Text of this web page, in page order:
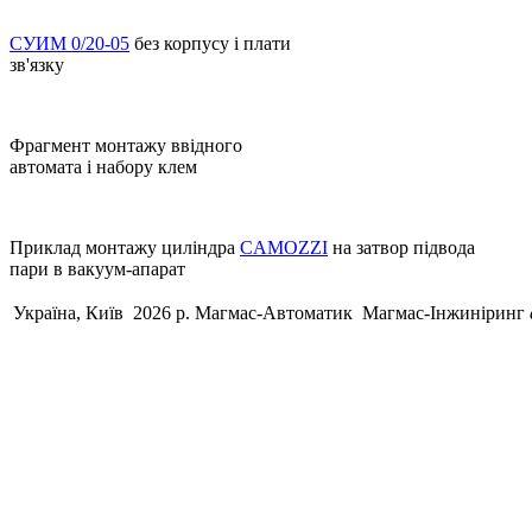
СУИМ 0/20-05 без корпусу і плати
зв'язку
Фрагмент монтажу ввідного
автомата і набору клем
Приклад монтажу циліндра CAMOZZI на затвор підвода
пари в вакуум-апарат
Україна, Київ 2026 р. Магмас-Автоматик Магмас-Інжиніринг